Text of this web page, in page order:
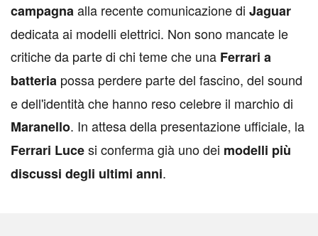
campagnaalla recente comunicazione di Jaguar
dedicata ai modelli elettrici. Non sono mancate le
critiche da parte di chi teme che una Ferrari a
batteria possa perdere parte del fascino, del sound
e dell'identità che hanno reso celebre il marchio di
Maranello. In attesa della presentazione ufficiale, la
Ferrari Lucesi conferma già uno dei modelli più
discussi degli ultimi anni.